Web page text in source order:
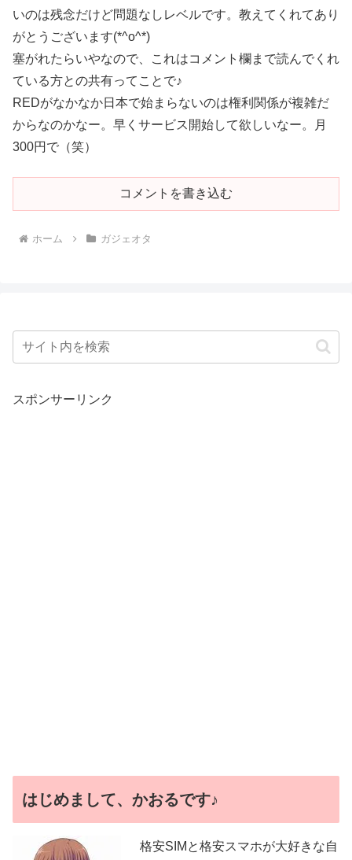
いのは残念だけど問題なしレベルです。教えてくれてあり
がとうございます(*^o^*)
塞がれたらいやなので、これはコメント欄まで読んでくれ
ている方との共有ってことで♪
REDがなかなか日本で始まらないのは権利関係が複雑だ
からなのかなー。早くサービス開始して欲しいなー。月
300円で（笑）
コメントを書き込む
ホーム ガジェオタ
スポンサーリンク
はじめまして、かおるです♪
格安SIMと格安スマホが大好きな自